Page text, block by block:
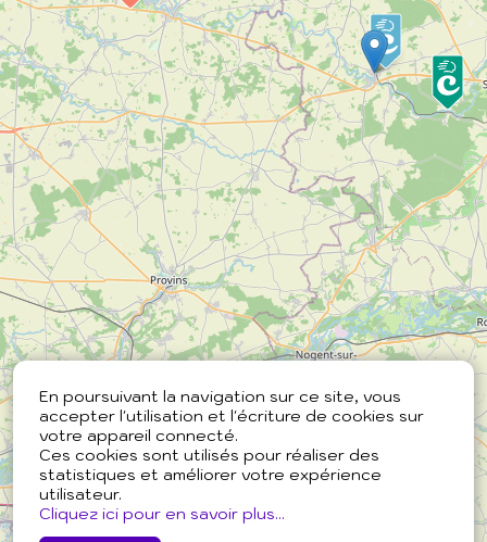
En poursuivant la navigation sur ce site, vous
accepter l'utilisation et l'écriture de cookies sur
votre appareil connecté.
Ces cookies sont utilisés pour réaliser des
statistiques et améliorer votre expérience
utilisateur.
Cliquez ici pour en savoir plus...